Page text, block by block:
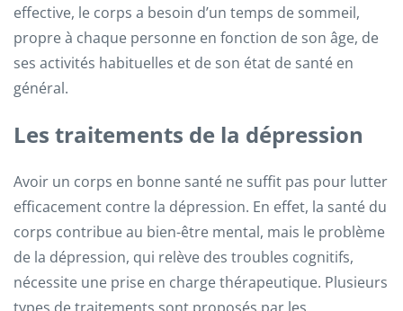
effective, le corps a besoin d’un temps de sommeil,
propre à chaque personne en fonction de son âge, de
ses activités habituelles et de son état de santé en
général.
Les traitements de la dépression
Avoir un corps en bonne santé ne suffit pas pour lutter
efficacement contre la dépression. En effet, la santé du
corps contribue au bien-être mental, mais le problème
de la dépression, qui relève des troubles cognitifs,
nécessite une prise en charge thérapeutique. Plusieurs